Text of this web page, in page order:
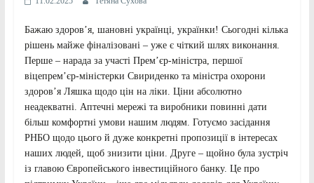
Бажаю здоров’я, шановні українці, українки! Сьогодні кілька
рішень майже фіналізовані – уже є чіткий шлях виконання.
Перше – нарада за участі Прем’єр-міністра, першої
віцепремʼєр-міністерки Свириденко та міністра охорони
здоров’я Ляшка щодо цін на ліки. Ціни абсолютно
неадекватні. Аптечні мережі та виробники повинні дати
більш комфортні умови нашим людям. Готуємо засідання
РНБО щодо цього й дуже конкретні пропозиції в інтересах
наших людей, щоб знизити ціни. Друге – щойно була зустріч
із главою Європейського інвестиційного банку. Це про